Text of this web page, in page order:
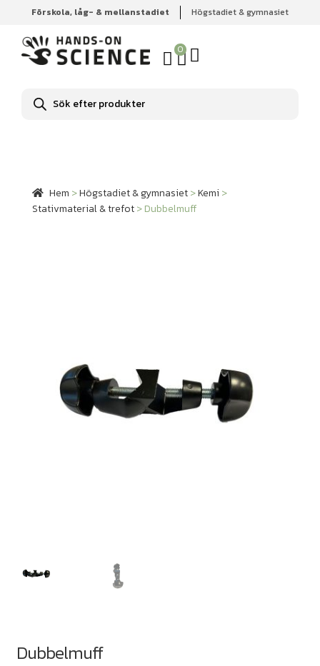
Förskola, låg- & mellanstadiet Högstadiet & gymnasiet
0
Produktsökning
Hem Högstadiet & gymnasiet Kemi
Stativmaterial &
trefot
Dubbelmuff
Hem >Högstadiet & gymnasiet>Kemi >
Stativmaterial & trefot>Dubbelmuff
Dubbelmuff